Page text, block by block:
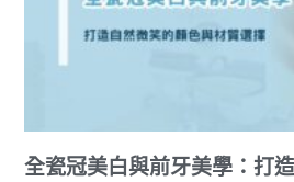
全瓷冠美白與前牙美學：打